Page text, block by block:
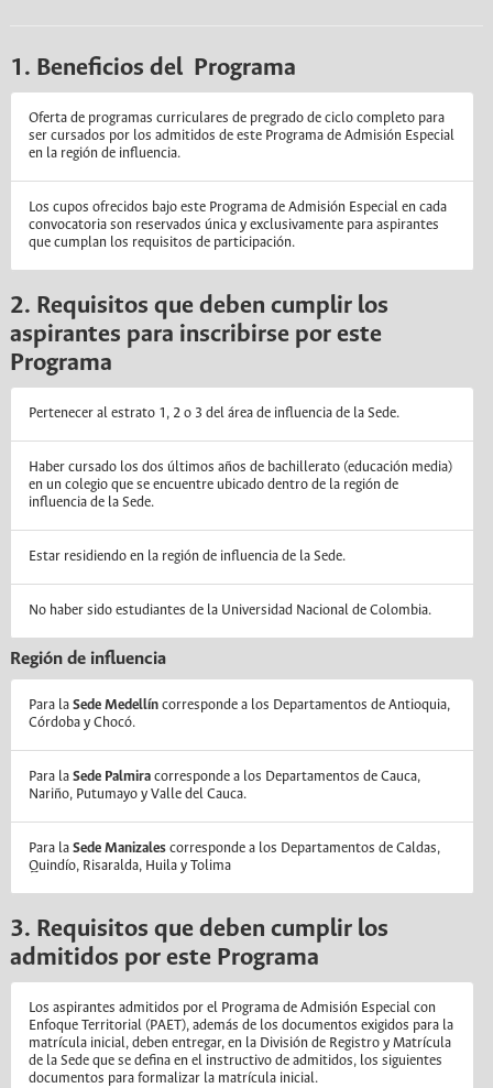
1. Beneficios del Programa
Oferta de programas curriculares de pregrado de ciclo completo para
ser cursados por los admitidos de este Programa de Admisión Especial
en la región de influencia.
Los cupos ofrecidos bajo este Programa de Admisión Especial en cada
convocatoria son reservados única y exclusivamente para aspirantes
que cumplan los requisitos de participación.
2. Requisitos que deben cumplir los
aspirantes para inscribirse por este
Programa
Pertenecer al estrato 1, 2 o 3 del área de influencia de la Sede.
Haber cursado los dos últimos años de bachillerato (educación media)
en un colegio que se encuentre ubicado dentro de la región de
influencia de la Sede.
Estar residiendo en la región de influencia de la Sede.
No haber sido estudiantes de la Universidad Nacional de Colombia.
Región de influencia
Para la Sede Medellín corresponde a los Departamentos de Antioquia,
Córdoba y Chocó.
Para la Sede Palmiracorresponde a los Departamentos de Cauca,
Nariño, Putumayo y Valle del Cauca.
Para la Sede Manizalescorresponde a los Departamentos de Caldas,
Quindío, Risaralda, Huila y Tolima
3. Requisitos que deben cumplir los
admitidos por este Programa
Los aspirantes admitidos por el Programa de Admisión Especial con
Enfoque Territorial (PAET), además de los documentos exigidos para la
matrícula inicial, deben entregar, en la División de Registro y Matrícula
de la Sede que se defina en el instructivo de admitidos, los siguientes
documentos para formalizar la matrícula inicial.